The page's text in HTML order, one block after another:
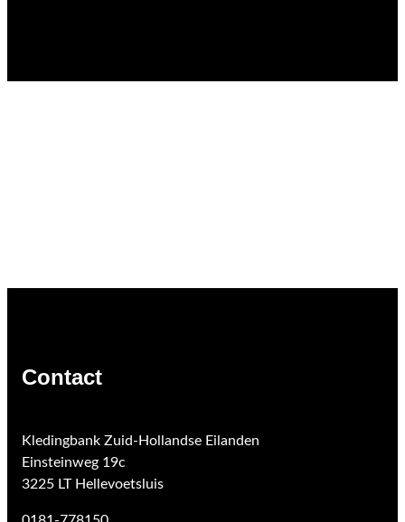
Contact
Kledingbank Zuid-Hollandse Eilanden
Einsteinweg 19c
3225 LT Hellevoetsluis